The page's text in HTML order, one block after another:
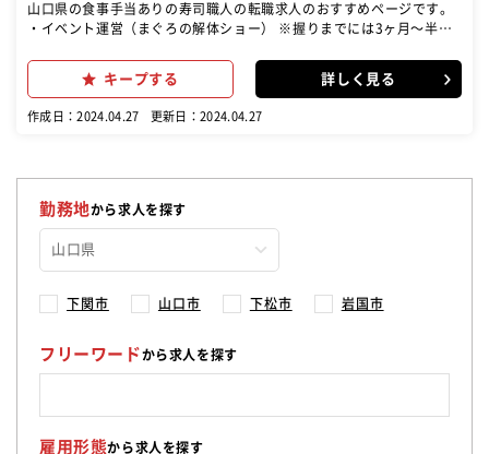
山口県の食事手当ありの寿司職人の転職求人のおすすめページです。
・イベント運営（まぐろの解体ショー） ※握りまでには3ヶ月〜半
き）、みそ汁などの調理、寿司を握る ・接客…お客様のご対応や商品
の提供、テーブルの後片付け、お会計など ・開店、閉店準備…片付
け、清掃、発注 回転寿司ですが、握れるようになるまで丁寧な研修が
継ぎやオススメ商品などの連絡事項を共有） ▼11:00…開店！（中で
握りつつ、お客様とコミュニケーションを取る） ▼14:30~16:30…ラ
ンチ終了で休憩、お店のメンテナンスなど、お持ち帰りのお寿司準備
キープする 詳しく見る
作成日：2024.04.27 更新日：2024.04.27
勤務地から求人を探す
下関市 山口市 下松市 岩国市
フリーワードから求人を探す
雇用形態から求人を探す